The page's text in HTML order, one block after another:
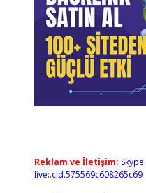
Reklam ve İletişim: Skype:
live:.cid.575569c608265c69